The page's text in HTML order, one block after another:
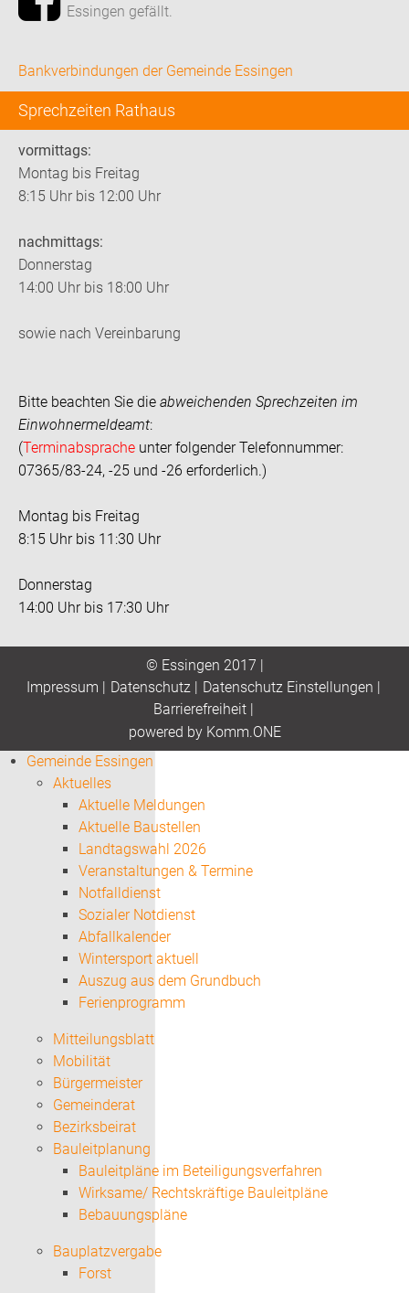
Essingen gefällt.
Bankverbindungen der Gemeinde Essingen
Sprechzeiten Rathaus
vormittags:
Montag bis Freitag
8:15 Uhr bis 12:00 Uhr
nachmittags:
Donnerstag
14:00 Uhr bis 18:00 Uhr
sowie nach Vereinbarung
Bitte beachten Sie die abweichenden Sprechzeiten im
Einwohnermeldeamt:
(Terminabsprache unter folgender Telefonnummer:
07365/83-24, -25 und -26 erforderlich.)
Montag bis Freitag
8:15 Uhr bis 11:30 Uhr
Donnerstag
14:00 Uhr bis 17:30 Uhr
© Essingen 2017 |
Impressum
Datenschutz| Datenschutz Einstellungen
Barrierefreiheit|
powered by Komm.ONE
Gemeinde Essingen
Aktuelles
Aktuelle Meldungen
Aktuelle Baustellen
Landtagswahl 2026
Veranstaltungen & Termine
Notfalldienst
Sozialer Notdienst
Abfallkalender
Wintersport aktuell
Auszug aus dem Grundbuch
Ferienprogramm
Mitteilungsblatt
Mobilität
Bürgermeister
Gemeinderat
Bezirksbeirat
Bauleitplanung
Bauleitpläne im Beteiligungsverfahren
Wirksame/ Rechtskräftige Bauleitpläne
Bebauungspläne
Bauplatzvergabe
Forst